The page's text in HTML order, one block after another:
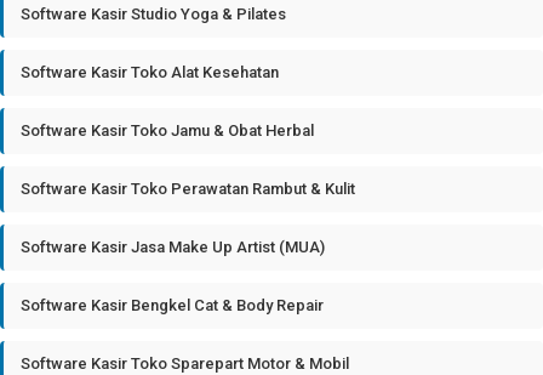
Software Kasir Studio Yoga & Pilates
Software Kasir Toko Alat Kesehatan
Software Kasir Toko Jamu & Obat Herbal
Software Kasir Toko Perawatan Rambut & Kulit
Software Kasir Jasa Make Up Artist (MUA)
Software Kasir Bengkel Cat & Body Repair
Software Kasir Toko Sparepart Motor & Mobil